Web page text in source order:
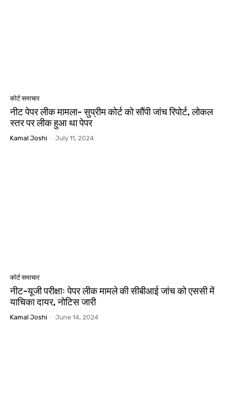
कोर्ट समाचार
नीट पेपर लीक मामला- सुप्रीम कोर्ट को सौंपी जांच रिपोर्ट, लोकल
स्तर पर लीक हुआ था पेपर
Kamal Joshi - July 11, 2024
कोर्ट समाचार
नीट-यूजी परीक्षाः पेपर लीक मामले की सीबीआई जांच को एससी में
याचिका दायर, नोटिस जारी
Kamal Joshi - June 14, 2024